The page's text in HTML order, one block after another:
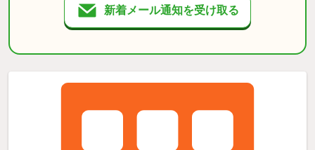
新着メール通知を受け取る